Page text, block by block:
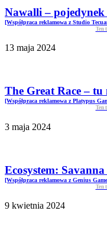
Nawalli – pojedynek
[Współpraca reklamowa z Studio
Ten
13 maja 2024
The Great Race – tu
[Współpraca reklamowa z Platypus
Ten
3 maja 2024
Ecosystem:
[Współpraca reklamowa z Genius
Ten
9 kwietnia 2024